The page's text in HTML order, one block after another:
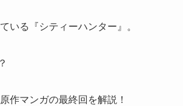
いる『シティーハンター』。
作マンガの最終回を解説！